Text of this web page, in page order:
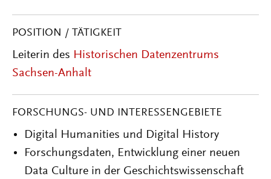
POSITION / TÄTIGKEIT
Leiterin des Historischen Datenzentrums
Sachsen-Anhalt
FORSCHUNGS- UND INTERESSENGEBIETE
Digital Humanities und Digital History
Forschungsdaten, Entwicklung einer neuen
Data Culture in der Geschichtswissenschaft